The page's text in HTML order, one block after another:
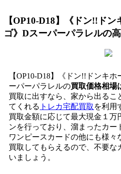
【OP10-D18】《ドン!!ド
ゴ》Dスーパーパラレルの
【OP10-D18】《ドン!!ドンキ
ーパーパラレルの買取価格相場
買取に出すなら、家から出るこ
てくれる トレカ宅配買取 を利用
買取金額に応じて最大現金１万
ンを行っており、溜まったカー
ワンピースカードの他にも様々
買取してもらえるので、不要な
いましょう。